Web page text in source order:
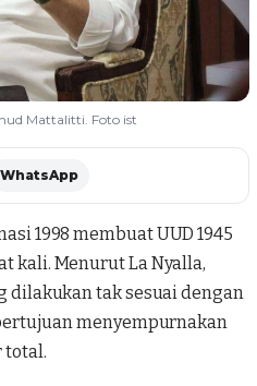
Mattalitti. Foto ist
WhatsApp
1998 membuatUUD 1945
kali. Menurut La Nyalla,
dilakukan tak sesuai dengan
menyempurnakan
total.